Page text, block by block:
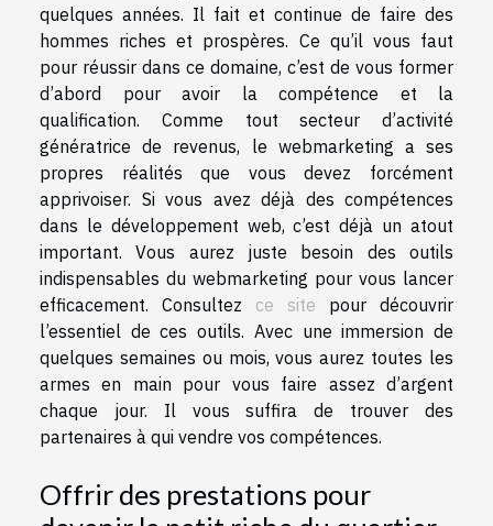
quelques années. Il fait et continue de faire des
hommes riches et prospères. Ce qu’il vous faut
pour réussir dans ce domaine, c’est de vous former
d’abord pour avoir la compétence et la
qualification. Comme tout secteur d’activité
génératrice de revenus, le webmarketing a ses
propres réalités que vous devez forcément
apprivoiser. Si vous avez déjà des compétences
dans le développement web, c’est déjà un atout
important. Vous aurez juste besoin des outils
indispensables du webmarketing pour vous lancer
efficacement. Consultez ce site pour découvrir
l’essentiel de ces outils. Avec une immersion de
quelques semaines ou mois, vous aurez toutes les
armes en main pour vous faire assez d’argent
chaque jour. Il vous suffira de trouver des
partenaires à qui vendre vos compétences.
Offrir des prestations pour